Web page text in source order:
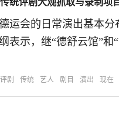
统评剧大观抓取与录制项
运会的日常演出基本分
表示，继“德舒云馆”和
评剧 传统 艺人 剧目 演出 现在